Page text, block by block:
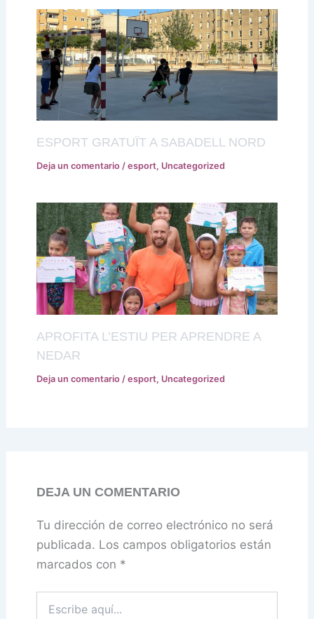
ESPORT GRATUÏT A SABADELL NORD
Deja un comentario / esport, Uncategorized
APROFITA L’ESTIU PER APRENDRE A
NEDAR
Deja un comentario / esport, Uncategorized
DEJA UN COMENTARIO
Tu dirección de correo electrónico no será
publicada. Los campos obligatorios están
marcados con *
aquí...